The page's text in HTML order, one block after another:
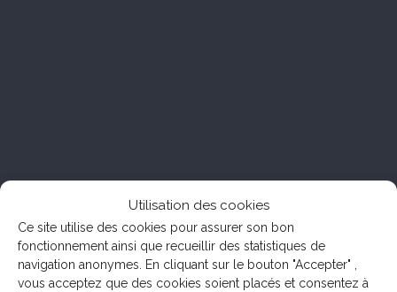
Utilisation des cookies
Ce site utilise des cookies pour assurer son bon
fonctionnement ainsi que recueillir des statistiques de
navigation anonymes. En cliquant sur le bouton "Accepter" ,
vous acceptez que des cookies soient placés et consentez à